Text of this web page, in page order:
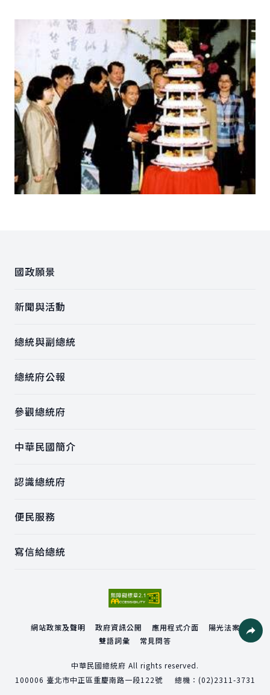
國政願景
新聞與活動
總統與副總統
總統府公報
參觀總統府
中華民國簡介
認識總統府
便民服務
寫信給總統
網站政策及聲明 政府資訊公開 應用程式介面
陽光法案
雙語詞彙
常見問答
中華民國總統府 All rights reserved.
100006 臺北市中正區重慶南路一段122號 總機： (02)2311-3731